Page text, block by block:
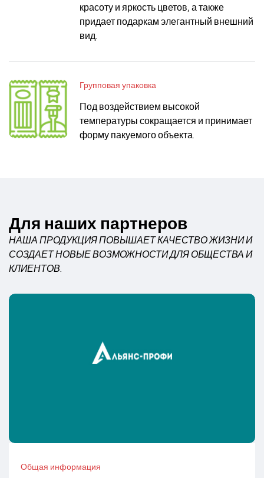
красоту и яркость цветов, а также
придает подаркам элегантный внешний
вид.
Групповая упаковка
Под воздействием высокой
температуры сокращается и принимает
форму пакуемого объекта.
Для наших партнеров
НАША ПРОДУКЦИЯ ПОВЫШАЕТ КАЧЕСТВО ЖИЗНИ И
СОЗДАЕТ НОВЫЕ ВОЗМОЖНОСТИ ДЛЯ ОБЩЕСТВА И
КЛИЕНТОВ.
Общая информация